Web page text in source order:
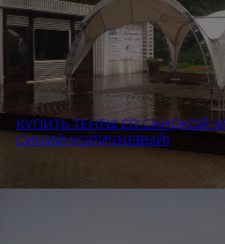
КУПИТЬ ТЕНТЫ СО СКИДКОЙ
СИНИЙ КОРИЧНЕВЫЙ)